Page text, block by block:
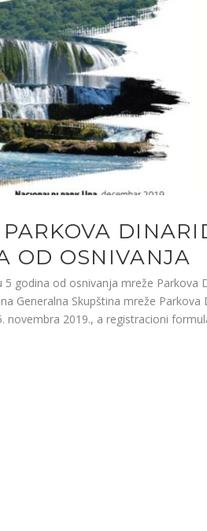
OD OSNIVANJA
godina od osnivanja mreže Parkova
Generalna Skupština mreže Parkova
2019., a registracioni